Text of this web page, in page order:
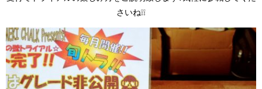
さいね❕❕